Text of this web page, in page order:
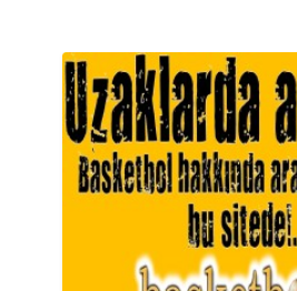
A. BAHRİ VRESKALA